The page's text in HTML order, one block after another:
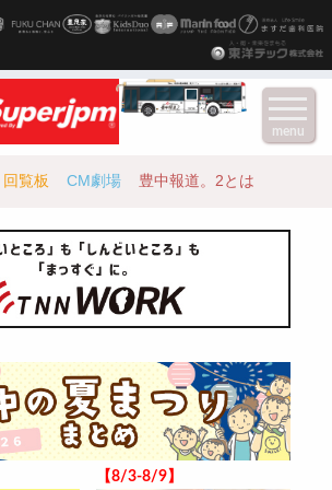
回覧板 CM劇場 豊中報道。2とは
【8/3-8/9】
menu